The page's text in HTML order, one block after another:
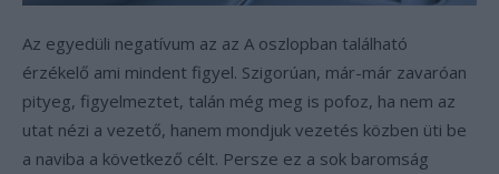
Az egyedüli negatívum az az A oszlopban található
érzékelő ami mindent figyel. Szigorúan, már-már zavaróan
pityeg, figyelmeztet, talán még meg is pofoz, ha nem az
utat nézi a vezető, hanem mondjuk vezetés közben üti be
a naviba a következő célt. Persze ez a sok baromság